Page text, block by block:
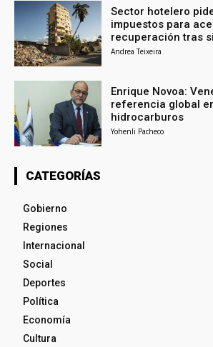
Sector hotelero
impuestos para
recuperación tras
Andrea Teixeira
Enrique Novoa:
referencia global
hidrocarburos
Yohenli Pacheco
CATEGORÍAS
Gobierno
Regiones
Internacional
Social
Deportes
Política
Economía
Cultura